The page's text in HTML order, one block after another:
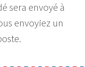
sera envoyé à
envoyiez un